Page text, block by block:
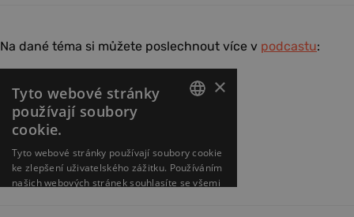
Na dané téma si můžete poslechnout více v podcastu: